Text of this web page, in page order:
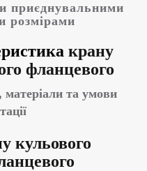
приєднувальними
розмірами
крану
фланцевого
матеріали та умови
кульового